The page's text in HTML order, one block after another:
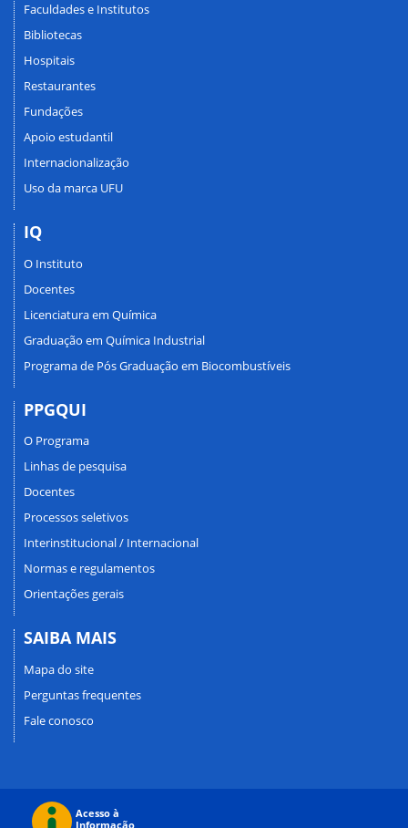
Faculdades e Institutos
Bibliotecas
Hospitais
Restaurantes
Fundações
Apoio estudantil
Internacionalização
Uso da marca UFU
IQ
O Instituto
Docentes
Licenciatura em Química
Graduação em Química Industrial
Programa de Pós Graduação em Biocombustíveis
PPGQUI
O Programa
Linhas de pesquisa
Docentes
Processos seletivos
Interinstitucional / Internacional
Normas e regulamentos
Orientações gerais
SAIBA MAIS
Mapa do site
Perguntas frequentes
Fale conosco